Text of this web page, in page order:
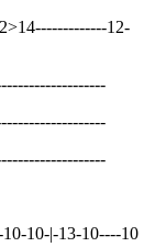
12-
10-|-13-10----10